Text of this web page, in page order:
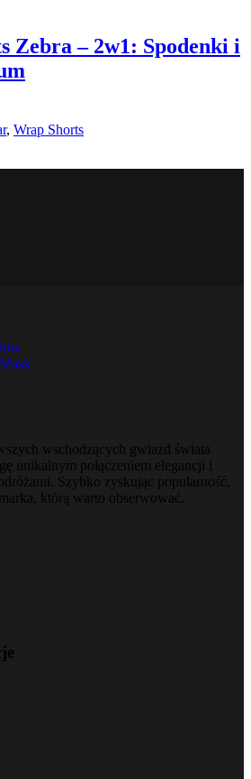
Zebra – 2w1: Spodenki i
, Wrap Shorts
wschodzących gwiazd świata
unikalnym połączeniem elegancji i
Szybko zyskując popularność,
którą warto obserwować.